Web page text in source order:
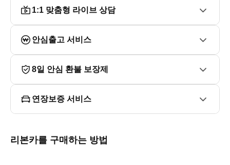
대구광역시 동구 안심로59길22 신서랜드 1층
1:1 맞춤형 라이브 상담
안심출고 서비스
8일 안심 환불 보장제
연장보증 서비스
리본카를 구매하는 방법